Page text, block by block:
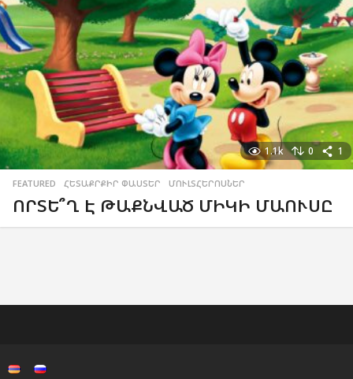
1.1k 0 1
FEATURED ,ՀԵՏԱՔՐՔԻՐ ՓԱՍՏԵՐ ,ՄՈՒԼՏՀԵՐՈՍՆԵՐ
ՈՐՏԵ՞Ղ Է ԹԱՔՆՎԱԾ ՄԻԿԻ ՄԱՈՒՍԸ